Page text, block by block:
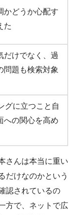
かどうか心配す
た
だけでなく、過
問題も検索対象
グに立つこと自
への関心を高め
さんは本当に重い
だけなのかという
認されているの
方で、ネットで広